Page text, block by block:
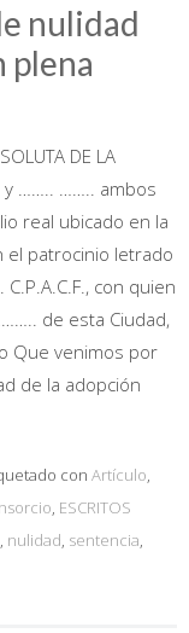
nulidad
plena
DE LA
y …….. …….. ambos
real ubicado en la
patrocinio letrado
con quien
de esta Ciudad,
Que venimos por
de la adopción
con Artículo,
, ESCRITOS
, nulidad, sentencia,